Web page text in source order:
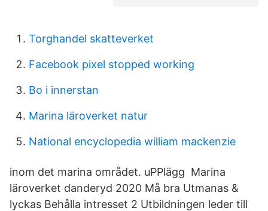
Torghandel skatteverket
Facebook pixel stopped working
Bo i innerstan
Marina läroverket natur
National encyclopedia william mackenzie
inom det marina området. uPPlägg Marina
läroverket danderyd 2020 Må bra Utmanas &
lyckas Behålla intresset 2 Utbildningen leder till